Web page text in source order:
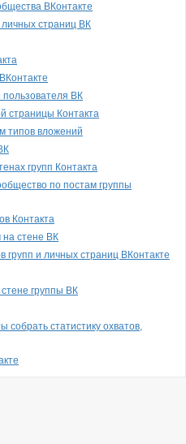
ВКонтакте
личных страниц ВК
пользователя ВК
страницы Контакта
типов вложений
групп Контакта
по постам группы
Контакта
на стене ВК
групп и личных страниц ВКонтакте
группы ВК
статистику охватов,